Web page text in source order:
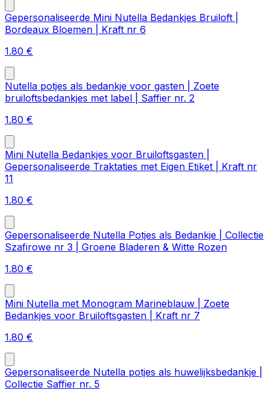
Gepersonaliseerde Mini Nutella Bedankjes Bruiloft |
Bordeaux Bloemen | Kraft nr 6
1.80 €
Nutella potjes als bedankje voor gasten | Zoete
bruiloftsbedankjes met label | Saffier nr. 2
1.80 €
Mini Nutella Bedankjes voor Bruiloftsgasten |
Gepersonaliseerde Traktaties met Eigen Etiket | Kraft nr
11
1.80 €
Gepersonaliseerde Nutella Potjes als Bedankje | Collectie
Szafirowe nr 3 | Groene Bladeren & Witte Rozen
1.80 €
Mini Nutella met Monogram Marineblauw | Zoete
Bedankjes voor Bruiloftsgasten | Kraft nr 7
1.80 €
Gepersonaliseerde Nutella potjes als huwelijksbedankje |
Collectie Saffier nr. 5